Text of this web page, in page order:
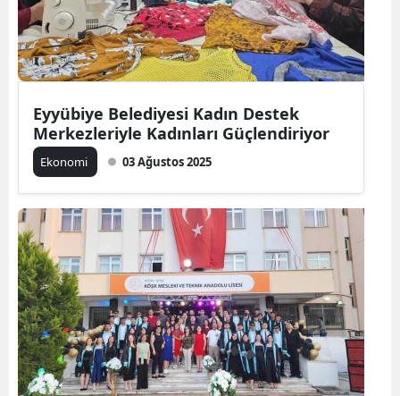
Eyyübiye Belediyesi Kadın Destek
Merkezleriyle Kadınları Güçlendiriyor
Ekonomi 03 Ağustos 2025